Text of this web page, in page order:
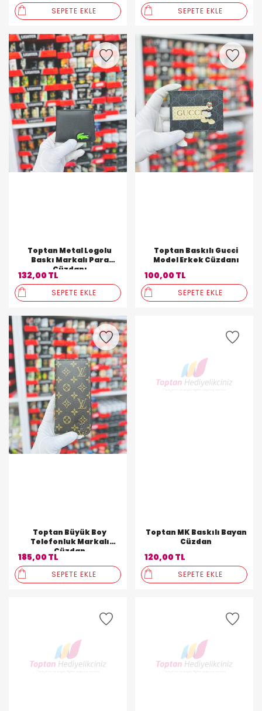
SEPETE EKLE SEPETE EKLE
Toptan Metal Logolu
Baskı Markalı Para
Cüzdanı
132,00 TL
SEPETE EKLE
Toptan Baskılı Gucci
Model Erkek Cüzdanı
100,00 TL
SEPETE EKLE
Toptan Büyük Boy
Telefonluk Markalı
Cüzdan
185,00 TL
SEPETE EKLE
Toptan MK Baskılı Bayan
Cüzdan
120,00 TL
SEPETE EKLE